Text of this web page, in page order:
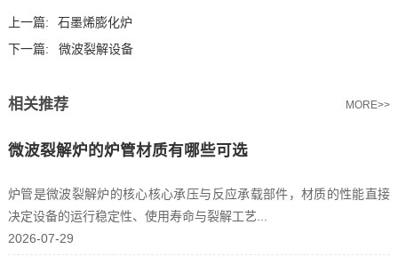
上一篇:
石墨烯膨化炉
下一篇:
微波裂解设备
相关推荐 MORE>>
微波裂解炉的炉管材质有哪些可选
炉管是微波裂解炉的核心核心承压与反应承载部件，材质的性能直接
决定设备的运行稳定性、使用寿命与裂解工艺...
2026-07-29